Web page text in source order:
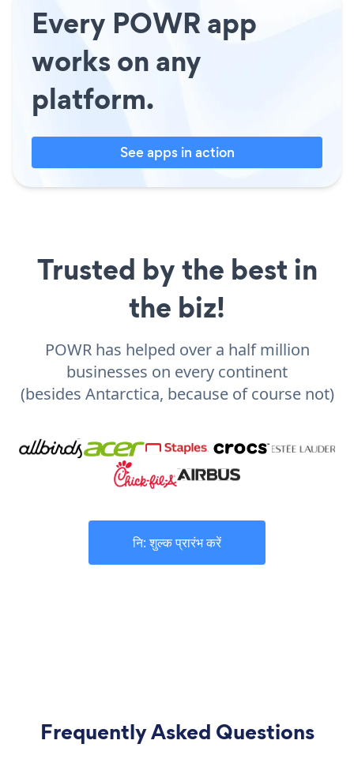
Every POWR app
works on any
platform.
See apps in action
Trusted by the best in
the biz!
POWR has helped over a half million
businesses on every continent
(besides Antarctica, because of course not)
नि: शुल्क प्रारंभ करें
Frequently Asked Questions